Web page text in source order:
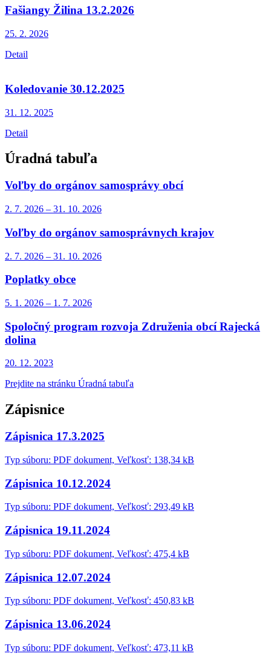
Fašiangy Žilina 13.2.2026
25. 2. 2026
Detail
Koledovanie 30.12.2025
31. 12. 2025
Detail
Úradná tabuľa
Voľby do orgánov samosprávy obcí
2. 7. 2026 – 31. 10. 2026
Voľby do orgánov samosprávnych krajov
2. 7. 2026 – 31. 10. 2026
Poplatky obce
5. 1. 2026 – 1. 7. 2026
Spoločný program rozvoja Združenia obcí Rajecká
dolina
20. 12. 2023
Prejdite na stránku Úradná tabuľa
Zápisnice
Zápisnica 17.3.2025
Typ súboru: PDF dokument, Veľkosť: 138,34 kB
Zápisnica 10.12.2024
Typ súboru: PDF dokument, Veľkosť: 293,49 kB
Zápisnica 19.11.2024
Typ súboru: PDF dokument, Veľkosť: 475,4 kB
Zápisnica 12.07.2024
Typ súboru: PDF dokument, Veľkosť: 450,83 kB
Zápisnica 13.06.2024
Typ súboru: PDF dokument, Veľkosť: 473,11 kB